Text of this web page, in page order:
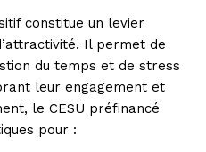
constitue un levier
Il permet de
du temps et de stress
leur engagement et
le CESU préfinancé
pour :